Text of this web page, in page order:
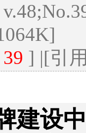
39 ] |[引
建设